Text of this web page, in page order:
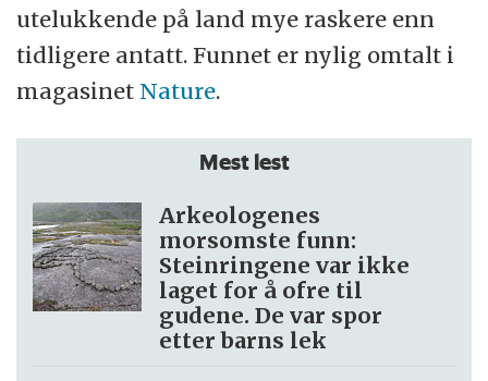
utelukkende på land mye raskere enn
tidligere antatt. Funnet er nylig omtalt i
magasinet Nature.
Mest lest
Arkeologenes
morsomste funn:
Steinringene var ikke
laget for å ofre til
gudene. De var spor
etter barns lek